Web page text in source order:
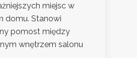
miejsc w
domu. Stanowi
pomost między
wnętrzem salonu